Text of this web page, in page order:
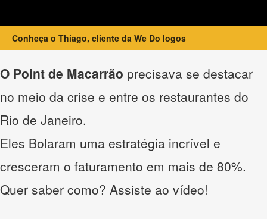
Conheça o Thiago, cliente da We Do logos
O Point de Macarrão precisava se destacar
no meio da crise e entre os restaurantes do
Rio de Janeiro.
Eles Bolaram uma estratégia incrível e
cresceram o faturamento em mais de 80%.
Quer saber como? Assiste ao vídeo!